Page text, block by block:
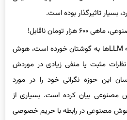
احتمالا نام یکی از این دسته LLMها به گوشتان خورده است، هوش
مثبت یا منفی زیادی در موردش
این حوزه نگرانی خود را در مورد
بیان کرده است. بسیاری از
مصنوعی در رابطه با حریم خصوصی